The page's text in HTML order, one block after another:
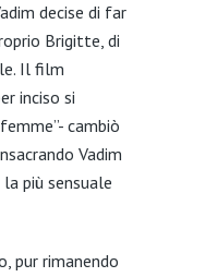
decise di far
Brigitte, di
Il film
inciso si
cambiò
Vadim
più sensuale
pur rimanendo